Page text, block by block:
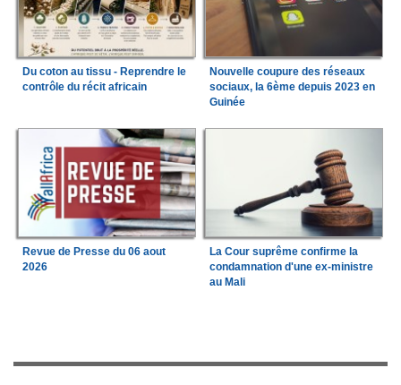
Du coton au tissu - Reprendre le
contrôle du récit africain
Nouvelle coupure des réseaux
sociaux, la 6ème depuis 2023 en
Guinée
Revue de Presse du 06 aout
2026
La Cour suprême confirme la
condamnation d'une ex-ministre
au Mali